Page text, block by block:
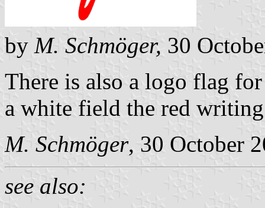
by M. Schmöger, 30
There is also a logo flag
a white field the red
M. Schmöger, 30 October
see also: